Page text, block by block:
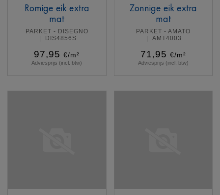
Romige eik extra
mat
PARKET - DISEGNO
DIS4856S
97,95 €/m²
Adviesprijs (incl. btw)
Zonnige eik extra
mat
PARKET - AMATO
AMT4003
71,95 €/m²
Adviesprijs (incl. btw)